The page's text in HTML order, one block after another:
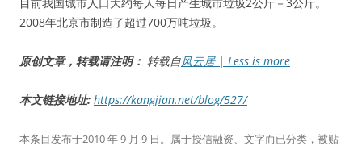
2008年北京市制造了超过700万吨垃圾。
原创文章，转载请注明： 转载自风云居 | Less is more
本文链接地址: https://kangjian.net/blog/527/
本条目发布于2010 年 9 月 9 日。属于授信融资、 文字而已分类，被贴